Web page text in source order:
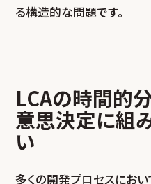
る構造的な問題です。
LCAの時間的
意思決定に組
い
多くの開発プロセスにお